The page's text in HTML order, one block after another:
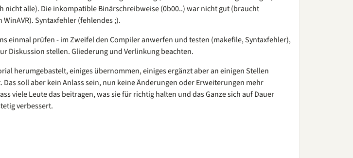
nicht alle). Die inkompatible Binärschreibweise (0b00..) war nicht gut (braucht
Syntaxfehler (fehlendes ;).
einmal prüfen - im Zweifel den Compiler anwerfen und testen (makefile, Syntaxfehler),
Diskussion stellen. Gliederung und Verlinkung beachten.
herumgebastelt, einiges übernommen, einiges ergänzt aber an einigen Stellen
soll aber kein Anlass sein, nun keine Änderungen oder Erweiterungen mehr
viele Leute das beitragen, was sie für richtig halten und das Ganze sich auf Dauer
verbessert.